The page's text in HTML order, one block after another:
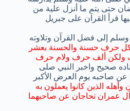
حتى يتم ما أنزل علية من
قرأ القرآن على جبريل
إلى فضل القرآن وتلاوته
حرف حسنة والحسنة بعشر
ولكن ألف حرف ولام حرف
صحيح واخبر النبي صلى
عن صاحبه يوم العرض الأكبر
وأهله الذين كانوا يعملون به
عمران تحاجان عن صاحبهما